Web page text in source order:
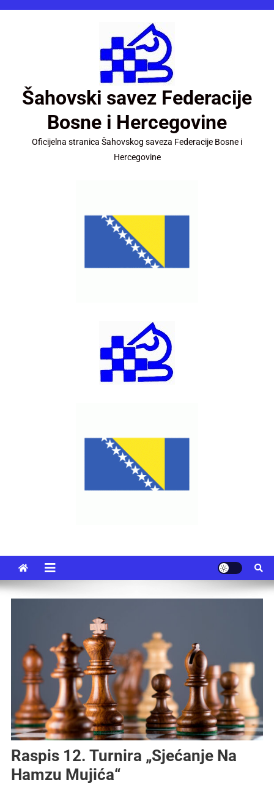
Šahovski savez Federacije
Bosne i Hercegovine
Oficijelna stranica Šahovskog saveza Federacije Bosne i
Hercegovine
Raspis 12. Turnira „Sjećanje Na
Hamzu Mujića“